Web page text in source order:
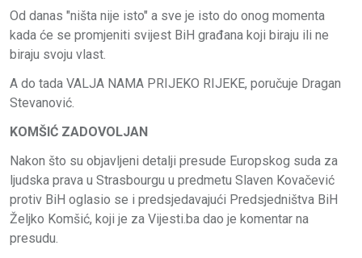
Od danas "ništa nije isto" a sve je isto do onog momenta
kada će se promjeniti svijest BiH građana koji biraju ili ne
biraju svoju vlast.
A do tada VALJA NAMA PRIJEKO RIJEKE, poručuje Dragan
Stevanović.
KOMŠIĆ ZADOVOLJAN
Nakon što su objavljeni detalji presude Europskog suda za
ljudska prava u Strasbourgu u predmetu Slaven Kovačević
protiv BiH oglasio se i predsjedavajući Predsjedništva BiH
Željko Komšić, koji je za Vijesti.ba dao je komentar na
presudu.